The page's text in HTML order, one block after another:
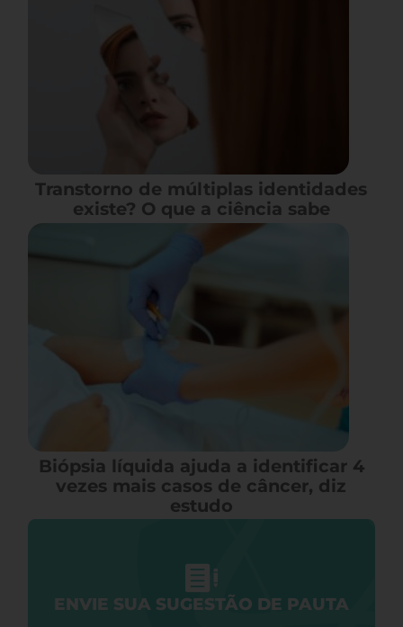
Transtorno de múltiplas identidades
existe? O que a ciência sabe
Biópsia líquida ajuda a identificar 4
vezes mais casos de câncer, diz
estudo
ENVIE SUA SUGESTÃO DE PAUTA